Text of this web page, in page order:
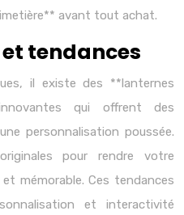
avant tout achat.
tendances
il existe des **lanternes
qui offrent des
personnalisation poussée.
pour rendre votre
mémorable. Ces tendances
et interactivité